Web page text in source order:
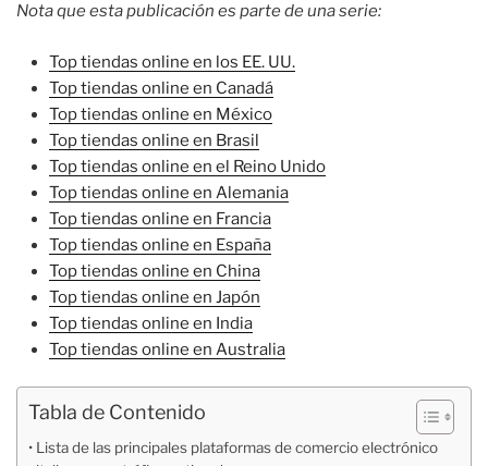
Nota que esta publicación es parte de una serie:
Top tiendas online en los EE. UU.
Top tiendas online en Canadá
Top tiendas online en México
Top tiendas online en Brasil
Top tiendas online en el Reino Unido
Top tiendas online en Alemania
Top tiendas online en Francia
Top tiendas online en España
Top tiendas online en China
Top tiendas online en Japón
Top tiendas online en India
Top tiendas online en Australia
Tabla de Contenido
Lista de las principales plataformas de comercio electrónico